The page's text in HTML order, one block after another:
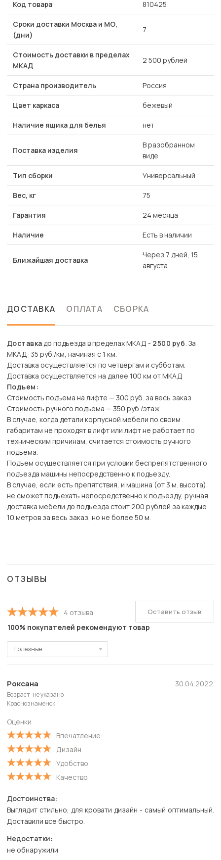
Код товара 810425
Сроки доставки Москва и МО,
(дни)
7
Стоимость доставки в пределах
МКАД
2 500 рублей
Страна производитель Россия
Цвет каркаса бежевый
Наличие ящика для белья нет
Поставка изделия
В разобранном
виде
Тип сборки Универсальный
Вес, кг 75
Гарантия 24 месяца
Наличие Есть в наличии
Ближайшая доставка
Через 7 дней, 15
августа
ДОСТАВКА ОПЛАТА СБОРКА
Доставкадо подъезда в пределах МКАД - 2500 руб. За
МКАД: 35 руб./км, начиная с 1 км.
Доставка осуществляется по четвергам и субботам.
Доставка осуществляется на далее 100 км от МКАД
Подъем:
Стоимость подъема на лифте — 300 руб. за весь заказ
Стоимость ручного подъема — 350 руб./этаж
В случае, когда детали корпусной мебели по своим
габаритам не проходят в лифт или лифт не работает по
техническим причинам, считается стоимость ручного
подъема.
Подъем осуществляется при условии беспрепятственного
подъезда машины непосредственно к подъезду.
В случае, если есть препятствия, и машина (от 3 м. высота)
не сможет подъехать непосредственно к подъезду, ручная
доставка мебели до подъезда стоит 200 рублей за каждые
10 метров за весь заказ, но не более 50 м.
ОТЗЫВЫ
4 отзыва
100% покупателей рекомендуют товар
Полезные
Полезные
Новые
Старые
С низкой оценкой
Роксана
Возраст: не указано
Краснознаменск
Оценки
Впечатление
Дизайн
Удобство
Качество
30.04.2022
Достоинства:
Выглядит стильно, для кровати дизайн - самый оптимальный.
Доставили все быстро.
Недостатки:
не обнаружили
Оставить отзыв